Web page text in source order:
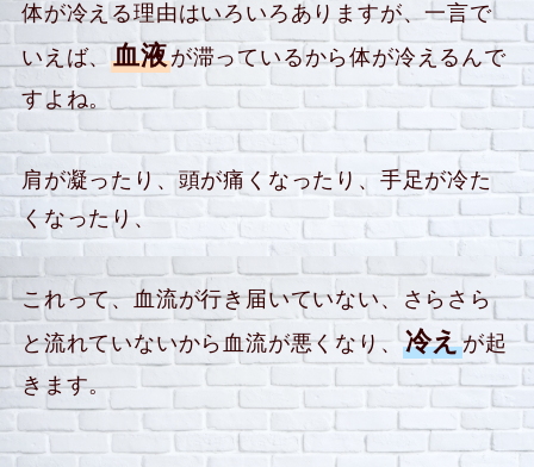
体が冷える理由はいろいろありますが、一言で
いえば、血液が滞っているから体が冷えるんで
すよね。
肩が凝ったり、頭が痛くなったり、手足が冷た
くなったり、
これって、血流が行き届いていない、さらさら
と流れていないから血流が悪くなり、冷えが起
きます。